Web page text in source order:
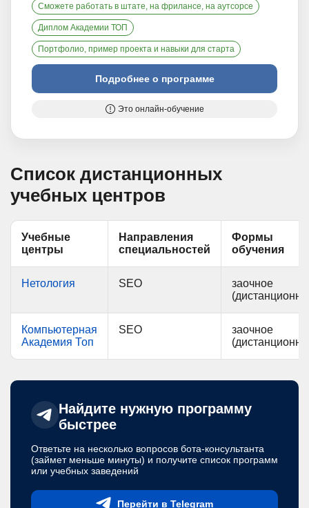
Сможете работать в штате, на фрилансе, на аутсорсе
Диплом Академии ТОП
Портфолио, пример проекта и навыки для старта
Подробнее о программе
Это онлайн-обучение
Список дистанционных
учебных центров
Учебные
центры
Направления
специальностей
Формы
обучения
Нетология SEO
заочное
Компьютерная
Академия Топ
SEO
заочное
Найдите нужную программу
быстрее
Ответьте на несколько вопросов бота-консультанта
(займет меньше минуты) и получите список программ
или учебных заведений
Перейти в Telegram